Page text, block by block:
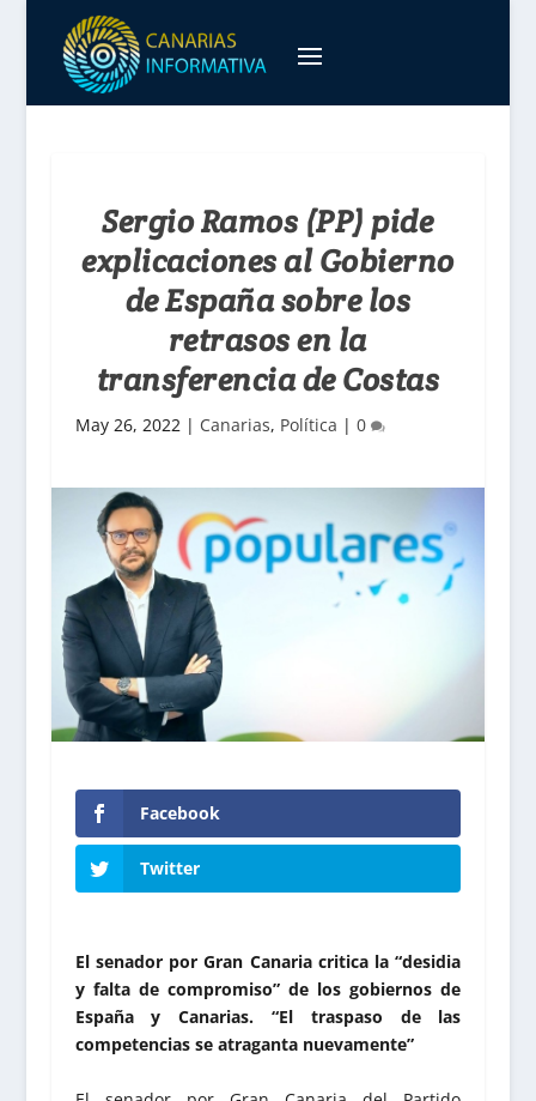
Sergio Ramos (PP) pide
explicaciones al Gobierno
de España sobre los
retrasos en la
transferencia de Costas
May 26, 2022| Canarias, Política | 0
Facebook
Twitter
El senador por Gran Canaria critica la “desidia
y falta de compromiso” de los gobiernos de
España y Canarias. “El traspaso de las
competencias se atraganta nuevamente”